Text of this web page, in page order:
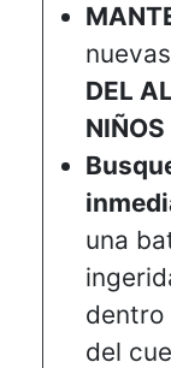
DEL
NIÑOS
una
dentro
del